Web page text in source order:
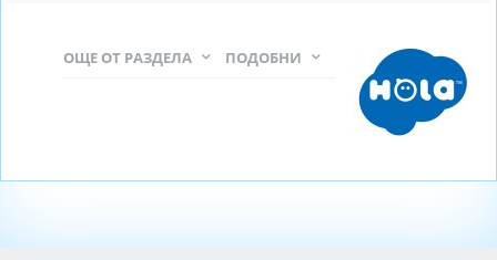
ПОДОБНИ
ОЩЕ ОТ РАЗДЕЛА